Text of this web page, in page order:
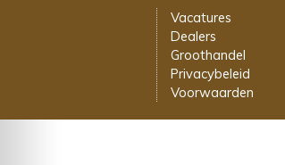
Vacatures
Dealers
Groothandel
Privacybeleid
Voorwaarden